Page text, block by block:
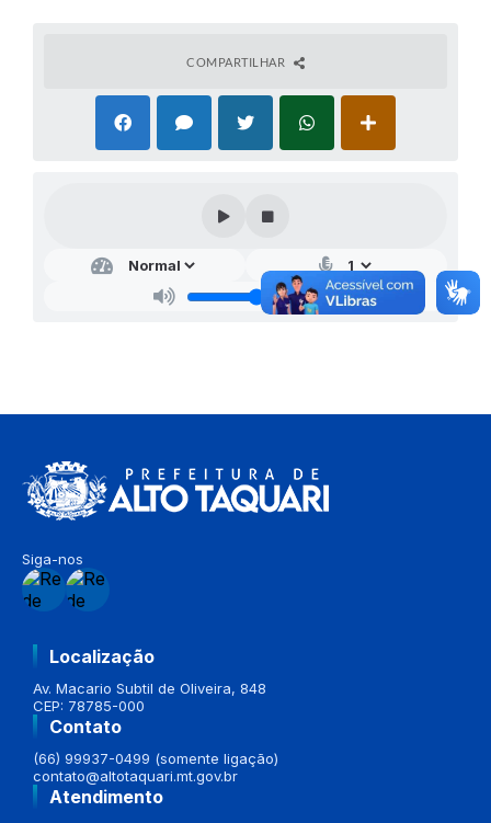
COMPARTILHAR
Siga-nos
Localização
Av. Macario Subtil de Oliveira, 848
CEP: 78785-000
Contato
(66) 99937-0499 (somente ligação)
contato@altotaquari.mt.gov.br
Atendimento